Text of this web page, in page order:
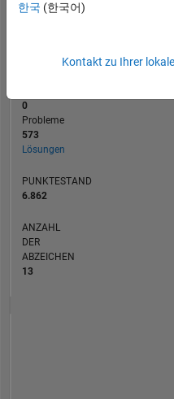
RANG
0
Probleme
573
Lösungen
PUNKTESTAND
6.862
ANZAHL
DER
ABZEICHEN
13
한국 (한국어)
Kontakt zu Ihrer